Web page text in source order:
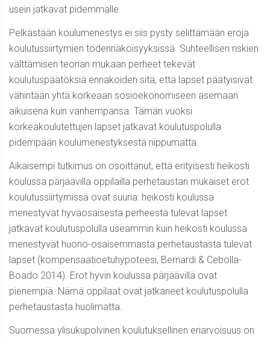
usein jatkavat pidemmälle.
Pelkästään koulumenestys ei siis pysty selittämään eroja
koulutussiirtymien todennäköisyyksissä. Suhteellisen riskien
välttämisen teorian mukaan perheet tekevät
koulutuspäätöksiä ennakoiden sitä, että lapset päätyisivät
vähintään yhtä korkeaan sosioekonomiseen asemaan
aikuisena kuin vanhempansa. Tämän vuoksi
korkeakoulutettujen lapset jatkavat koulutuspolulla
pidempään koulumenestyksestä riippumatta.
Aikaisempi tutkimus on osoittanut, että erityisesti heikosti
koulussa pärjäävillä oppilailla perhetaustan mukaiset erot
koulutussiirtymissä ovat suuria: heikosti koulussa
menestyvät hyväosaisesta perheestä tulevat lapset
jatkavat koulutuspolulla useammin kuin heikosti koulussa
menestyvät huono-osaisemmasta perhetaustasta tulevat
lapset (kompensaatioetuhypoteesi, Bernardi & Cebolla-
Boado 2014). Erot hyvin koulussa pärjäävillä ovat
pienempiä. Nämä oppilaat ovat jatkaneet koulutuspolulla
perhetaustasta huolimatta.
Suomessa ylisukupolvinen koulutuksellinen eriarvoisuus on